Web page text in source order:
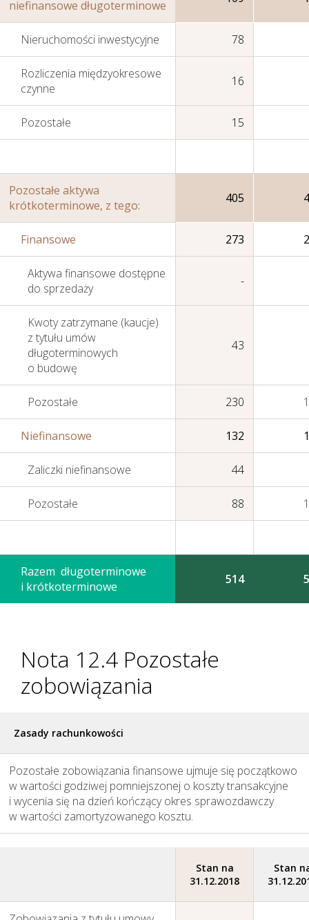
Sprawozdania
Finansowe
Jednostkowe
Finansowe
Skonsolidowane
niefinansowe długoterminowe
Nieruchomości inwestycyjne 78
Rozliczenia międzyokresowe
czynne
16
Pozostałe 15
Pozostałe aktywa
krótkoterminowe, z tego:
405
Finansowe 273
Aktywa finansowe dostępne
do sprzedaży
-
Kwoty zatrzymane (kaucje)
z tytułu umów
długoterminowych
o budowę
43
Pozostałe 230
Niefinansowe 132
Zaliczki niefinansowe 44
Pozostałe 88
Razem długoterminowe
i krótkoterminowe
514
Nota 12.4 Pozostałe
zobowiązania
Zasady rachunkowości
Pozostałe zobowiązania finansowe ujmuje się początkowo
w wartości godziwej pomniejszonej o koszty transakcyjne
i wycenia się na dzień kończący okres sprawozdawczy
w wartości zamortyzowanego kosztu.
Stan na
31.12.2018
Stan